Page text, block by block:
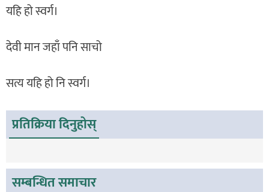
यहि हो स्वर्ग।
देवी मान जहाँ पनि साचो
सत्य यहि हो नि स्वर्ग।
प्रतिक्रिया दिनुहोस्
सम्बन्धित समाचार